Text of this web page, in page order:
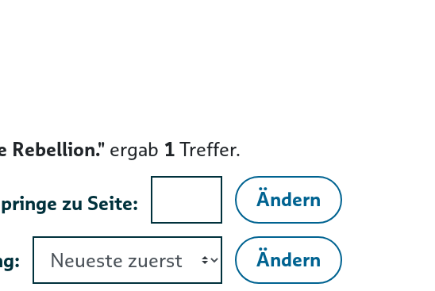
Rebellion." ergab 1Treffer.
zu Seite: Ändern
Ändern